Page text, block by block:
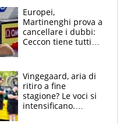
la gara domani"
Europei,
Martinenghi prova a
cancellare i dubbi:
Ceccon tiene tutti
Curtis
Vingegaard, aria di
ritiro a fine
stagione? Le voci si
intensificano.